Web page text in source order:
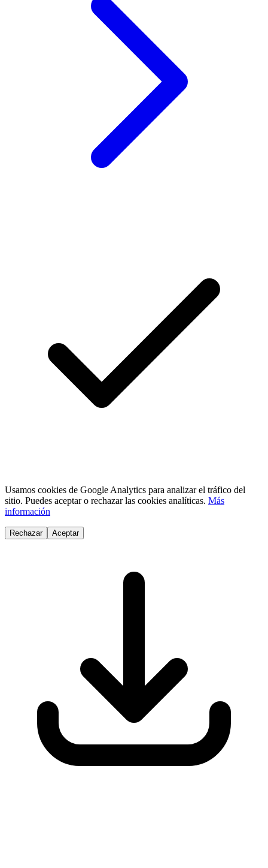
Usamos cookies de Google Analytics para analizar el tráfico del
sitio. Puedes aceptar o rechazar las cookies analíticas. Más
información
Rechazar Aceptar